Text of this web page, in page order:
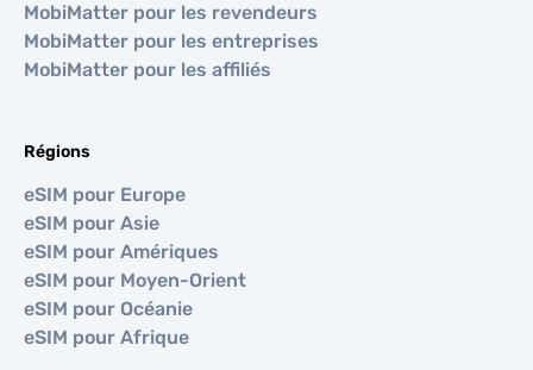
MobiMatter pour les revendeurs
MobiMatter pour les entreprises
MobiMatter pour les affiliés
Régions
eSIM pour Europe
eSIM pour Asie
eSIM pour Amériques
eSIM pour Moyen-Orient
eSIM pour Océanie
eSIM pour Afrique